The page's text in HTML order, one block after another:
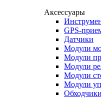
Аксессуары
GPS-
Датчики
Модули
Модули
Модули
Модули
Модули